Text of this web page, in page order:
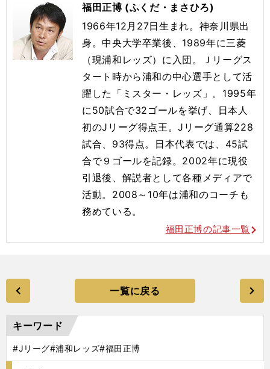
福田正博 (ふくだ・まさひろ)
1966年12月27日生まれ。神奈川県出
身。中央大学卒業後、1989年に三菱
（現浦和レッズ）に入団。Ｊリーグス
タート時から浦和の中心選手として活
躍した「ミスター・レッズ」。1995年
に50試合で32ゴールを挙げ、日本人
初のJリーグ得点王。Jリーグ通算228
試合、93得点。日本代表では、45試
合で９ゴールを記録。2002年に現役
引退後、解説者として各種メディアで
活動。2008～10年は浦和のコーチも
務めている。
福田正博の記事一覧
一覧に戻る
キーワード
#Jリーグ#浦和レッズ#福田正博